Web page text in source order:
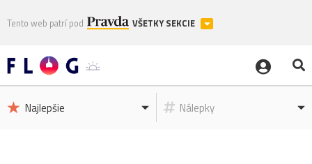
Tento web patrí pod VŠETKY SEKCIE
Najlepšie Nálepky